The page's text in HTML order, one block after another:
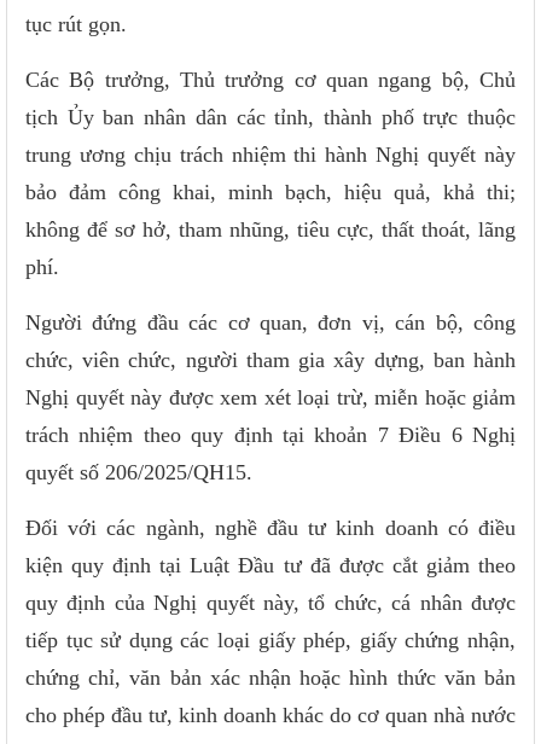
tục rút gọn.
Các Bộ trưởng, Thủ trưởng cơ quan ngang bộ, Chủ
tịch Ủy ban nhân dân các tỉnh, thành phố trực thuộc
trung ương chịu trách nhiệm thi hành Nghị quyết này
bảo đảm công khai, minh bạch, hiệu quả, khả thi;
không để sơ hở, tham nhũng, tiêu cực, thất thoát, lãng
phí.
Người đứng đầu các cơ quan, đơn vị, cán bộ, công
chức, viên chức, người tham gia xây dựng, ban hành
Nghị quyết này được xem xét loại trừ, miễn hoặc giảm
trách nhiệm theo quy định tại khoản 7 Điều 6 Nghị
quyết số 206/2025/QH15.
Đối với các ngành, nghề đầu tư kinh doanh có điều
kiện quy định tại Luật Đầu tư đã được cắt giảm theo
quy định của Nghị quyết này, tổ chức, cá nhân được
tiếp tục sử dụng các loại giấy phép, giấy chứng nhận,
chứng chỉ, văn bản xác nhận hoặc hình thức văn bản
cho phép đầu tư, kinh doanh khác do cơ quan nhà nước